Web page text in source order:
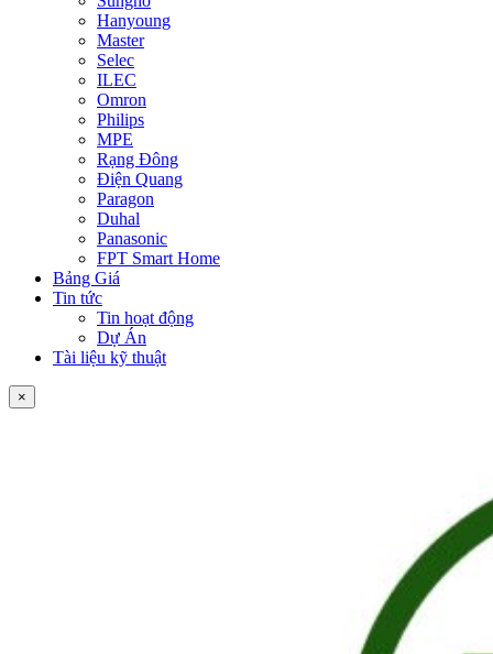
Hanyoung
Master
Selec
ILEC
Omron
Philips
MPE
Rạng Đông
Điện Quang
Paragon
Duhal
Panasonic
FPT Smart Home
Bảng Giá
Tin tức
Tin hoạt động
Dự Án
Tài liệu kỹ thuật
×